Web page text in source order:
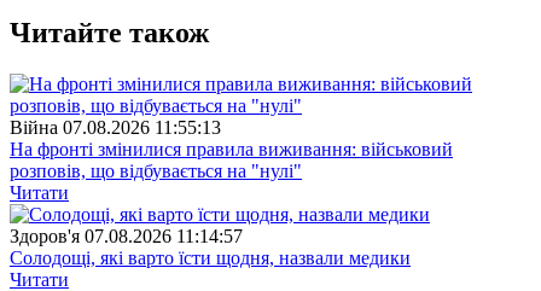
Читайте також
Війна 07.08.2026 11:55:13
На фронті змінилися правила виживання: військовий
розповів, що відбувається на "нулі"
Читати
Здоров'я 07.08.2026 11:14:57
Солодощі, які варто їсти щодня, назвали медики
Читати